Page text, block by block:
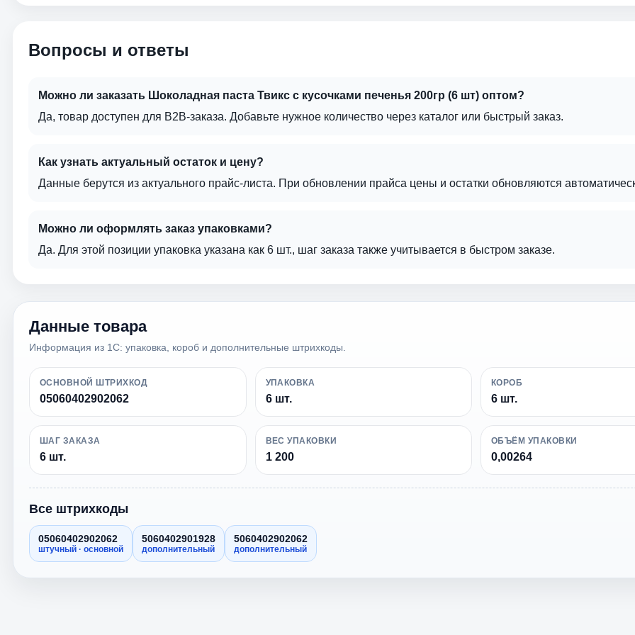
Вопросы и ответы
Можно ли заказать Шоколадная паста Твикс с кусочками печенья 200гр (6 шт) оптом?
Да, товар доступен для B2B-заказа. Добавьте нужное количество через каталог или быстрый заказ.
Как узнать актуальный остаток и цену?
Данные берутся из актуального прайс-листа. При обновлении прайса цены и остатки обновляются
Можно ли оформлять заказ упаковками?
Да. Для этой позиции упаковка указана как 6 шт., шаг заказа также учитывается в быстром заказе.
Данные товара
Информация из 1С: упаковка, короб и дополнительные штрихкоды.
ОСНОВНОЙ ШТРИХКОД
05060402902062
УПАКОВКА
6 шт.
КОРОБ
6 шт.
ШАГ ЗАКАЗА
6 шт.
ВЕС УПАКОВКИ
1 200
ОБЪЁМ УПАКОВКИ
0,00264
Все штрихкоды
05060402902062
штучный · основной
5060402901928
дополнительный
5060402902062
дополнительный